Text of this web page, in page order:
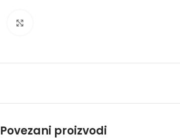
Povezani proizvodi